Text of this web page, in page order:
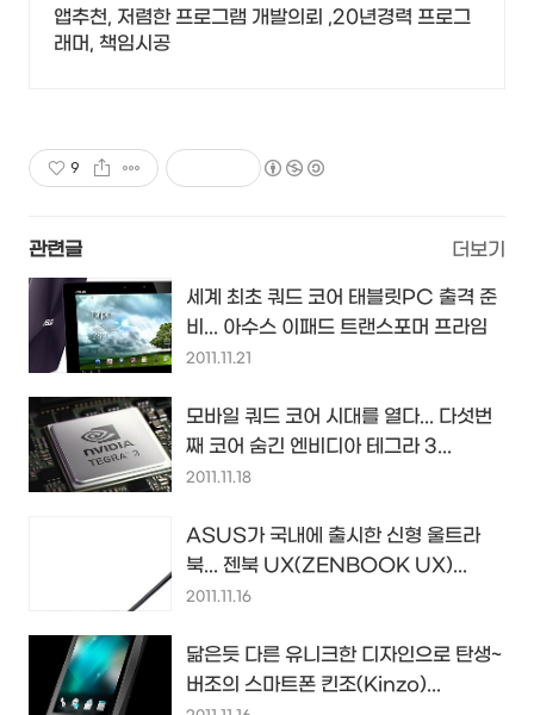
앱추천, 저렴한 프로그램 개발의뢰 ,20년경력 프로그
래머, 책임시공
9
관련글 더보기
세계 최초 쿼드 코어 태블릿PC 출격 준
비... 아수스 이패드 트랜스포머 프라임
2011.11.21
모바일 쿼드 코어 시대를 열다... 다섯번
째 코어 숨긴 엔비디아 테그라 3...
2011.11.18
ASUS가 국내에 출시한 신형 울트라
북... 젠북 UX(ZENBOOK UX)...
2011.11.16
닮은듯 다른 유니크한 디자인으로 탄생~
버조의 스마트폰 킨조(Kinzo)...